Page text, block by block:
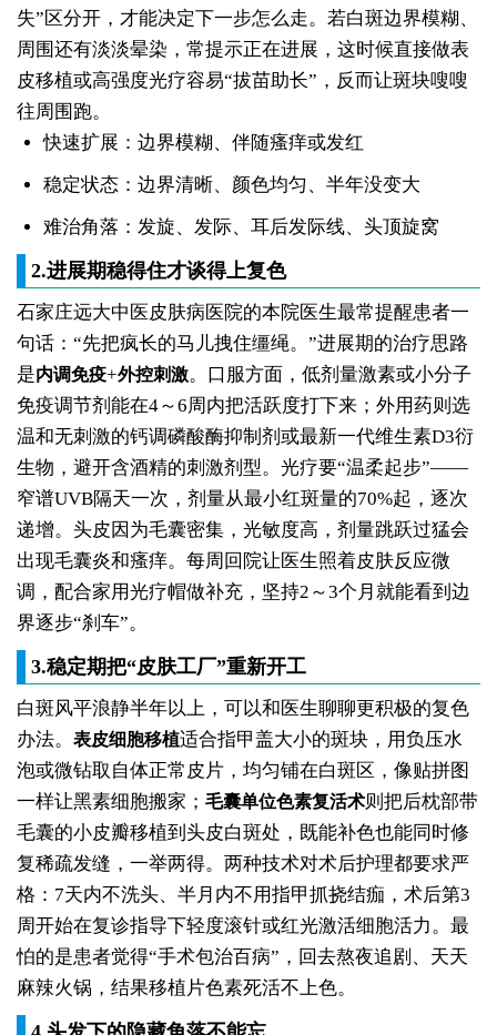
失”区分开，才能决定下一步怎么走。若白斑边界模糊、
周围还有淡淡晕染，常提示正在进展，这时候直接做表
皮移植或高强度光疗容易“拔苗助长”，反而让斑块嗖嗖
往周围跑。
快速扩展：边界模糊、伴随瘙痒或发红
稳定状态：边界清晰、颜色均匀、半年没变大
难治角落：发旋、发际、耳后发际线、头顶旋窝
2.进展期稳得住才谈得上复色
石家庄远大中医皮肤病医院的本院医生最常提醒患者一
句话：“先把疯长的马儿拽住缰绳。”进展期的治疗思路
是内调免疫+外控刺激。口服方面，低剂量激素或小分子
免疫调节剂能在4～6周内把活跃度打下来；外用药则选
温和无刺激的钙调磷酸酶抑制剂或最新一代维生素D3衍
生物，避开含酒精的刺激剂型。光疗要“温柔起步”——
窄谱UVB隔天一次，剂量从最小红斑量的70%起，逐次
递增。头皮因为毛囊密集，光敏度高，剂量跳跃过猛会
出现毛囊炎和瘙痒。每周回院让医生照着皮肤反应微
调，配合家用光疗帽做补充，坚持2～3个月就能看到边
界逐步“刹车”。
3.稳定期把“皮肤工厂”重新开工
白斑风平浪静半年以上，可以和医生聊聊更积极的复色
办法。 表皮细胞移植适合指甲盖大小的斑块，用负压水
泡或微钻取自体正常皮片，均匀铺在白斑区，像贴拼图
一样让黑素细胞搬家； 毛囊单位色素复活术则把后枕部带
毛囊的小皮瓣移植到头皮白斑处，既能补色也能同时修
复稀疏发缝，一举两得。两种技术对术后护理都要求严
格：7天内不洗头、半月内不用指甲抓挠结痂，术后第3
周开始在复诊指导下轻度滚针或红光激活细胞活力。最
怕的是患者觉得“手术包治百病”，回去熬夜追剧、天天
麻辣火锅，结果移植片色素死活不上色。